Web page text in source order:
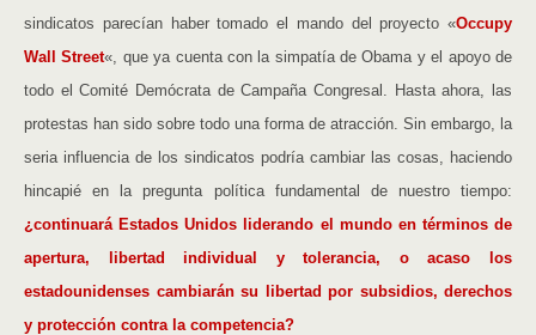
sindicatos parecían haber tomado el mando del proyecto «Occupy
Wall Street«, que ya cuenta con la simpatía de Obama y el apoyo de
todo el Comité Demócrata de Campaña Congresal. Hasta ahora, las
protestas han sido sobre todo una forma de atracción. Sin embargo, la
seria influencia de los sindicatos podría cambiar las cosas, haciendo
hincapié en la pregunta política fundamental de nuestro tiempo:
¿continuará Estados Unidos liderando el mundo en términos de
apertura, libertad individual y tolerancia, o acaso los
estadounidenses cambiarán su libertad por subsidios, derechos
y protección contra la competencia?